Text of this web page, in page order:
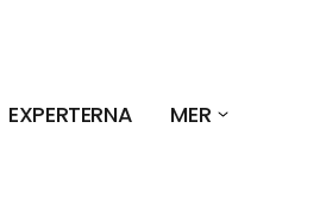
EXPERTERNA MER